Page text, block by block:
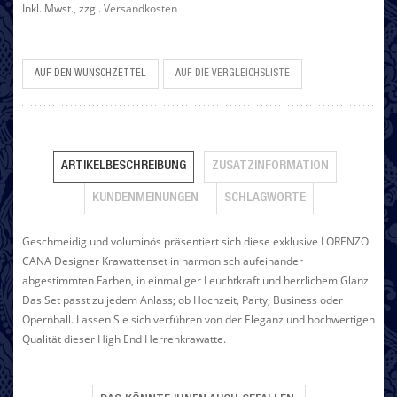
Inkl. Mwst., zzgl.Versandkosten
AUF DEN WUNSCHZETTEL AUF DIE VERGLEICHSLISTE
ARTIKELBESCHREIBUNG ZUSATZINFORMATION
KUNDENMEINUNGEN SCHLAGWORTE
Geschmeidig und voluminös präsentiert sich diese exklusive LORENZO
CANA Designer Krawattenset in harmonisch aufeinander
abgestimmten Farben, in einmaliger Leuchtkraft und herrlichem Glanz.
Das Set passt zu jedem Anlass; ob Hochzeit, Party, Business oder
Opernball. Lassen Sie sich verführen von der Eleganz und hochwertigen
Qualität dieser High End Herrenkrawatte.